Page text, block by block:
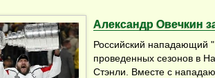
Александр Овечкин
Российский нападающий
проведенных сезонов в
Стэнли. Вместе с